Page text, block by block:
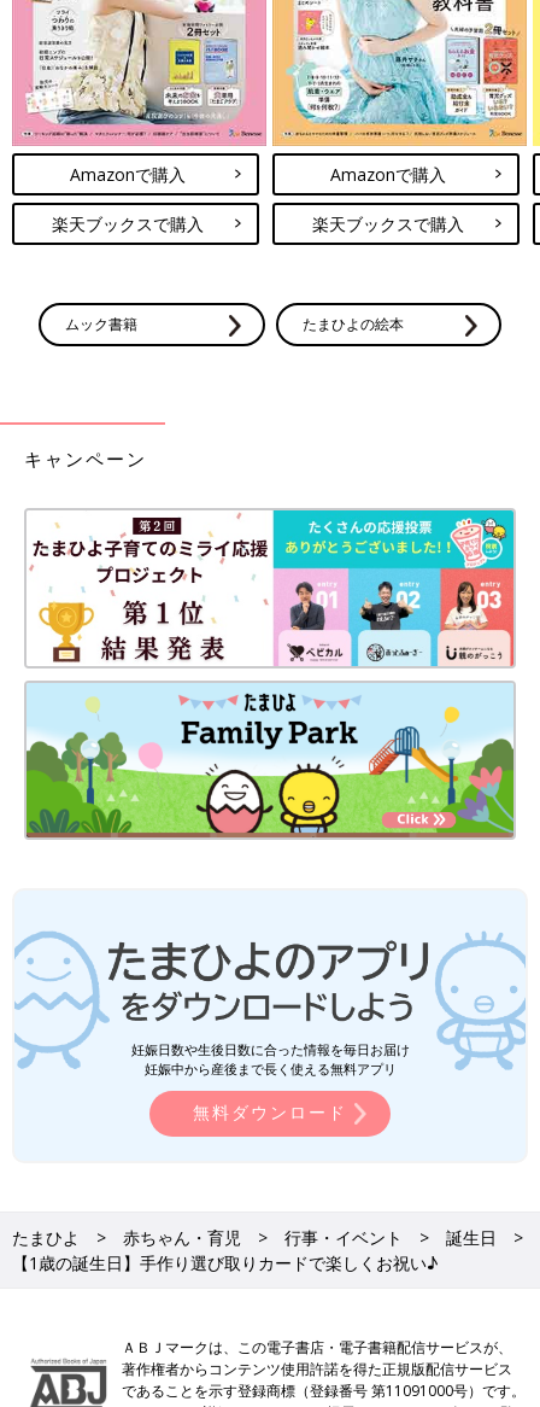
Amazonで購入
楽天ブックスで購入
Amazonで購入
楽天ブックスで購入
ムック書籍 たまひよの絵本
キャンペーン
妊娠日数や生後日数に合った情報を毎日お届け
妊娠中から産後まで長く使える無料アプリ
無料ダウンロード
たまひよ 赤ちゃん・育児 行事・イベント
誕生日
【1歳の誕生日】手作り選び取りカードで楽しくお祝い♪
ＡＢＪマークは、この電子書店・電子書籍配信サービスが、
著作権者からコンテンツ使用許諾を得た正規版配信サービス
であることを示す登録商標（登録番号 第11091000号）です。